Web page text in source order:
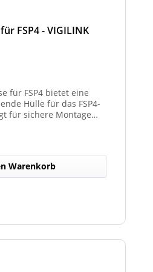
FSP4 - VIGILINK
für FSP4 bietet eine
Hülle für das FSP4-
für sichere Montage
passgenaue Form ist
Warenkorb